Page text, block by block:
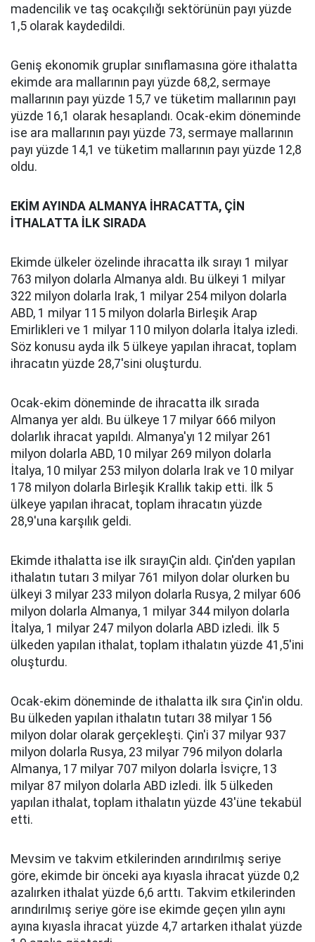
madencilik ve taş ocakçılığı sektörünün payı yüzde
1,5 olarak kaydedildi.
Geniş ekonomik gruplar sınıflamasına göre ithalatta
ekimde ara mallarının payı yüzde 68,2, sermaye
mallarının payı yüzde 15,7 ve tüketim mallarının payı
yüzde 16,1 olarak hesaplandı. Ocak-ekim döneminde
ise ara mallarının payı yüzde 73, sermaye mallarının
payı yüzde 14,1 ve tüketim mallarının payı yüzde 12,8
oldu.
EKİM AYINDA ALMANYA İHRACATTA, ÇİN
İTHALATTA İLK SIRADA
Ekimde ülkeler özelinde ihracatta ilk sırayı 1 milyar
763 milyon dolarla Almanya aldı. Bu ülkeyi 1 milyar
322 milyon dolarla Irak, 1 milyar 254 milyon dolarla
ABD, 1 milyar 115 milyon dolarla Birleşik Arap
Emirlikleri ve 1 milyar 110 milyon dolarla İtalya izledi.
Söz konusu ayda ilk 5 ülkeye yapılan ihracat, toplam
ihracatın yüzde 28,7'sini oluşturdu.
Ocak-ekim döneminde de ihracatta ilk sırada
Almanya yer aldı. Bu ülkeye 17 milyar 666 milyon
dolarlık ihracat yapıldı. Almanya'yı 12 milyar 261
milyon dolarla ABD, 10 milyar 269 milyon dolarla
İtalya, 10 milyar 253 milyon dolarla Irak ve 10 milyar
178 milyon dolarla Birleşik Krallık takip etti. İlk 5
ülkeye yapılan ihracat, toplam ihracatın yüzde
28,9'una karşılık geldi.
Ekimde ithalatta ise ilk sırayıÇin aldı. Çin'den yapılan
ithalatın tutarı 3 milyar 761 milyon dolar olurken bu
ülkeyi 3 milyar 233 milyon dolarla Rusya, 2 milyar 606
milyon dolarla Almanya, 1 milyar 344 milyon dolarla
İtalya, 1 milyar 247 milyon dolarla ABD izledi. İlk 5
ülkeden yapılan ithalat, toplam ithalatın yüzde 41,5'ini
oluşturdu.
Ocak-ekim döneminde de ithalatta ilk sıra Çin'in oldu.
Bu ülkeden yapılan ithalatın tutarı 38 milyar 156
milyon dolar olarak gerçekleşti. Çin'i 37 milyar 937
milyon dolarla Rusya, 23 milyar 796 milyon dolarla
Almanya, 17 milyar 707 milyon dolarla İsviçre, 13
milyar 87 milyon dolarla ABD izledi. İlk 5 ülkeden
yapılan ithalat, toplam ithalatın yüzde 43'üne tekabül
etti.
Mevsim ve takvim etkilerinden arındırılmış seriye
göre, ekimde bir önceki aya kıyasla ihracat yüzde 0,2
azalırken ithalat yüzde 6,6 arttı. Takvim etkilerinden
arındırılmış seriye göre ise ekimde geçen yılın aynı
ayına kıyasla ihracat yüzde 4,7 artarken ithalat yüzde